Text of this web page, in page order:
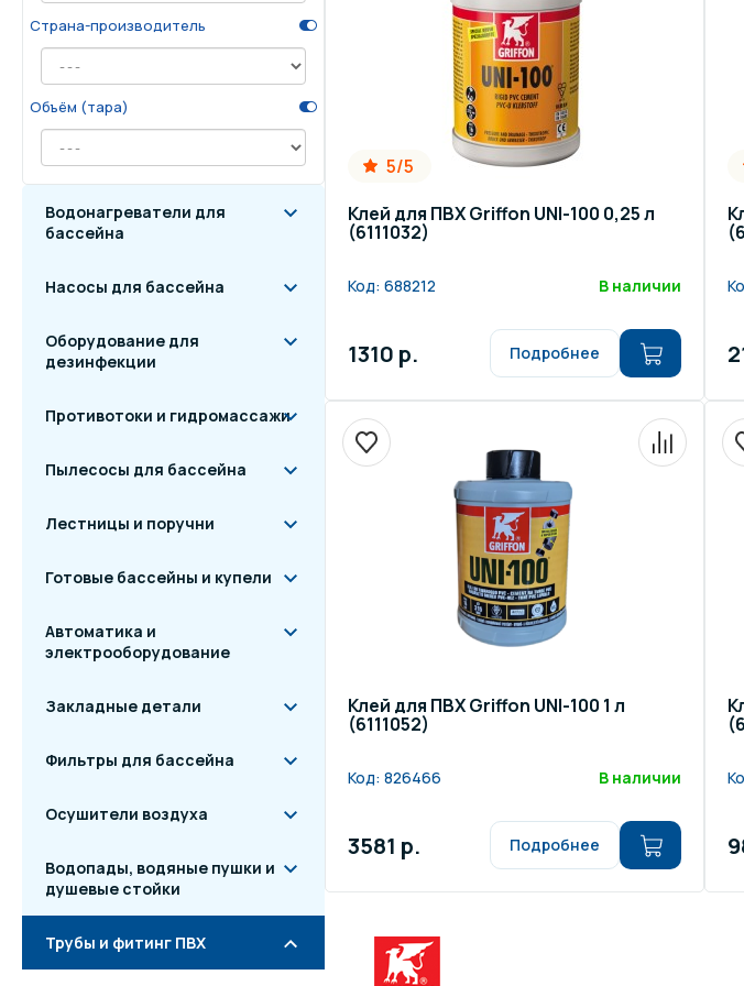
Инвентарь для отдыха
Освещение и подсветка для
бассейна
Системы безопасности Отделочные материалы
Страна-производитель
Объём (тара)
Водонагреватели для
бассейна
Насосы для бассейна
Оборудование для
дезинфекции
Противотоки и гидромассажи
Пылесосы для бассейна
Лестницы и поручни
Готовые бассейны и купели
Автоматика и
электрооборудование
Закладные детали
Фильтры для бассейна
Осушители воздуха
Водопады, водяные пушки и
душевые стойки
Трубы и фитинг ПВХ
5/5
Клей для ПВХ Griffon UNI-100 0,25 л
(6111032)
Код: 688212 В наличии
1310 р. Подробнее
Клей для ПВХ Griffon UNI-100 1 л
(6111052)
Код: 826466 В наличии
3581 р. Подробнее